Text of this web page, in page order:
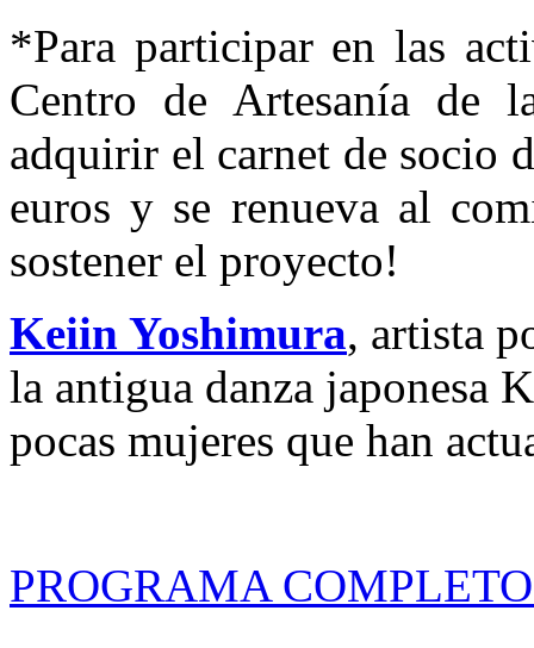
*Para participar en las
Centro de Artesanía de
adquirir el carnet de socio
euros y se renueva al
sostener el proyecto!
Keiin Yoshimura, artista
la antigua danza japonesa
pocas mujeres que han
PROGRAMA